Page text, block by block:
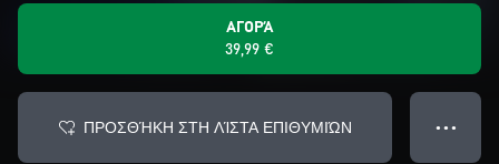
ΑΓΟΡΆ
39,99 €
ΠΡΟΣΘΉΚΗ ΣΤΗ ΛΊΣΤΑ ΕΠΙΘΥΜΙΏΝ ● ● ●